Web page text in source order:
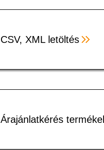
CSV, XML letöltés
Árajánlatkérés